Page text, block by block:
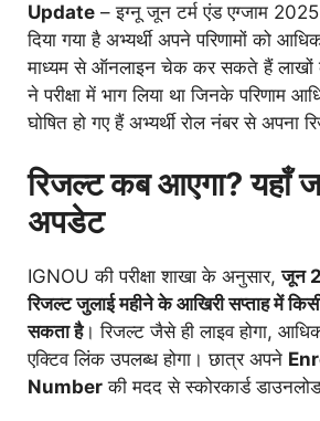
Update – इग्नू जून टर्म एंड एग्जाम
दिया गया है अभ्यर्थी अपने परिणामों को
माध्यम से ऑनलाइन चेक कर सकते हैं लाखों
ने परीक्षा में भाग लिया था जिनके परिणाम
घोषित हो गए हैं अभ्यर्थी रोल नंबर से अपना
रिजल्ट कब आएगा? यहाँ
अपडेट
IGNOU की परीक्षा शाखा के अनुसार,जून
रिजल्ट जुलाई महीने के आखिरी सप्ताह में
सकता है। रिजल्ट जैसे ही लाइव होगा,
एक्टिव लिंक उपलब्ध होगा। छात्र अपने
Number की मदद से स्कोरकार्ड